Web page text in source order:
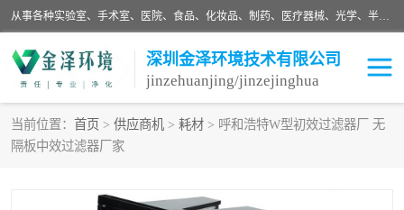
从事各种实验室、手术室、医院、食品、化妆品、制药、医疗器械、光学、半导体、精密电子等无尘车间行业的洁净车间装修设计、净化设备、恒温恒湿空调的设计制作与安装、净化系统工程项目施工及其技术支持服务。
深圳金泽环境技术有限公司
jinzehuanjing/jinzejinghua
当前位置： 首页 > 供应商机 > 耗材 > 呼和浩特W型初效过滤器厂 无
隔板中效过滤器厂家
耗材